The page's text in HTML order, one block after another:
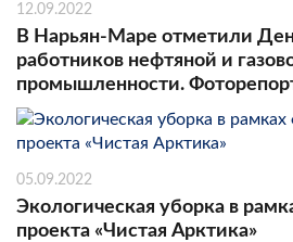
12.09.2022
В Нарьян-Маре отметили
работников нефтяной и
промышленности.
05.09.2022
Экологическая уборка в
проекта «Чистая Арктика»